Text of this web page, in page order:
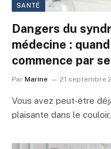
SANTÉ
Dangers du
médecine :
commence par
Par Marine 21 septembre
Vous avez peut‑être
plaisante dans le